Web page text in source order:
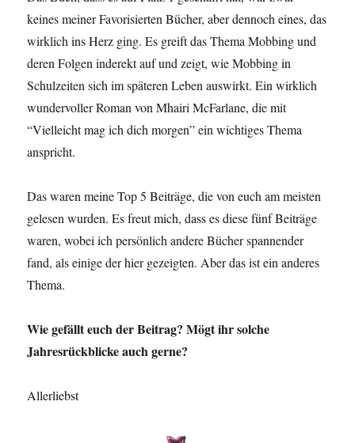
keines meiner Favorisierten Bücher, aber dennoch eines, das
wirklich ins Herz ging. Es greift das Thema Mobbing und
deren Folgen inderekt auf und zeigt, wie Mobbing in
Schulzeiten sich im späteren Leben auswirkt. Ein wirklich
wundervoller Roman von Mhairi McFarlane, die mit
“Vielleicht mag ich dich morgen” ein wichtiges Thema
anspricht.
Das waren meine Top 5 Beiträge, die von euch am meisten
gelesen wurden. Es freut mich, dass es diese fünf Beiträge
waren, wobei ich persönlich andere Bücher spannender
fand, als einige der hier gezeigten. Aber das ist ein anderes
Thema.
Wie gefällt euch der Beitrag? Mögt ihr solche
Jahresrückblicke auch gerne?
Allerliebst